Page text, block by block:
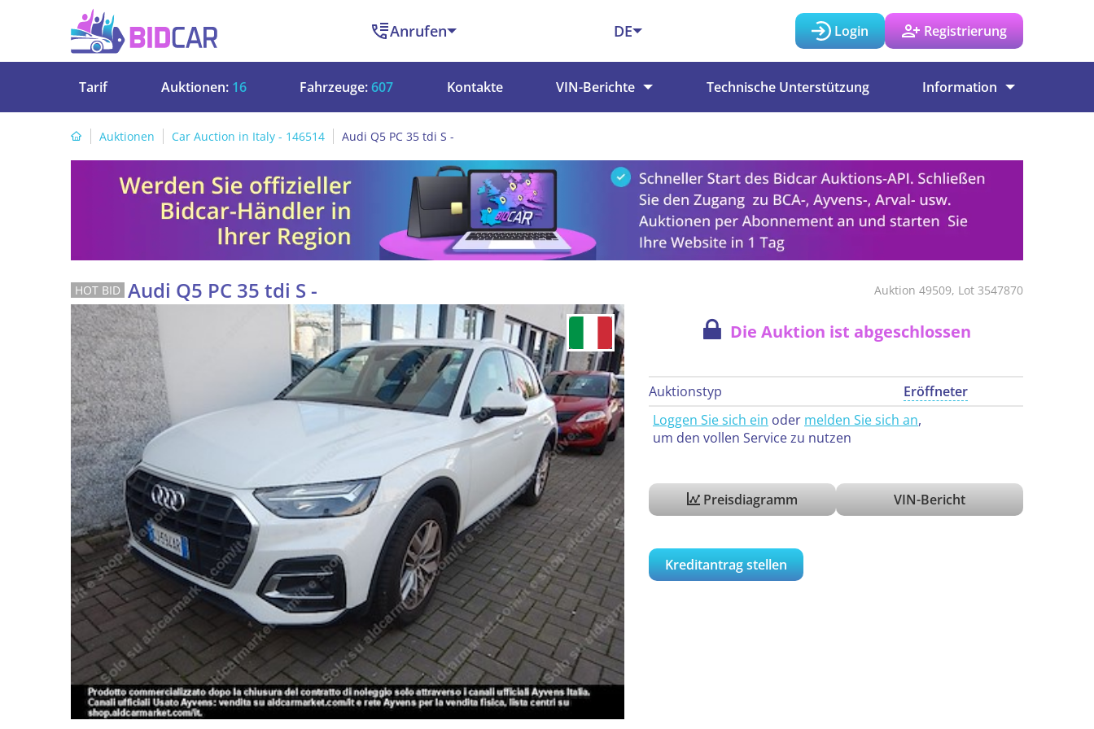
Anrufen DE Login Registrierung
Tarif Auktionen: 16 Fahrzeuge:607 Kontakte VIN-Berichte Technische Unterstützung Information
Auktionen Car Auction in Italy - 146514 Audi Q5 PC 35 tdi S -
Auktion 49509, Lot 3547870
Audi Q5 PC 35 tdi S -
Die Auktion ist abgeschlossen
Auktionstyp
Eröffneter
Loggen Sie sich ein oder melden Sie sich an,
um den vollen Service zu nutzen
Preisdiagramm VIN-Bericht
Kreditantrag stellen